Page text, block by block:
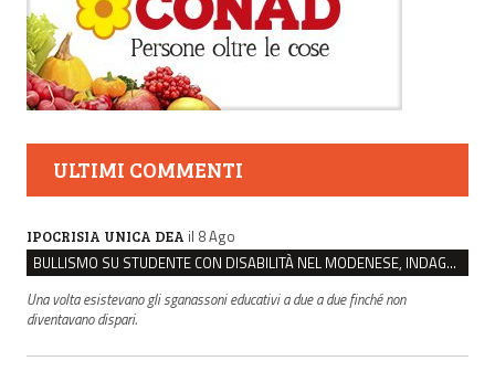
ULTIMI COMMENTI
IPOCRISIA UNICA DEA il 8 Ago
BULLISMO SU STUDENTE CON DISABILITÀ NEL MODENESE, INDAGATI DUE RAGAZZI DI 16 ANNI
Una volta esistevano gli sganassoni educativi a due a due finché non
diventavano dispari.